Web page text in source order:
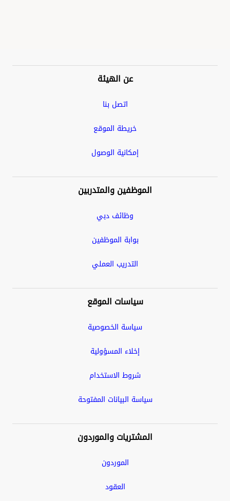
عن الهيئة
اتصل بنا
خريطة الموقع
إمكانية الوصول
الموظفين والمتدربين
وظائف دبي
بوابة الموظفين
التدريب العملي
سياسات الموقع
سياسة الخصوصية
إخلاء المسؤولية
شروط الاستخدام
سياسة البيانات المفتوحة
المشتريات والموردون
الموردون
العقود